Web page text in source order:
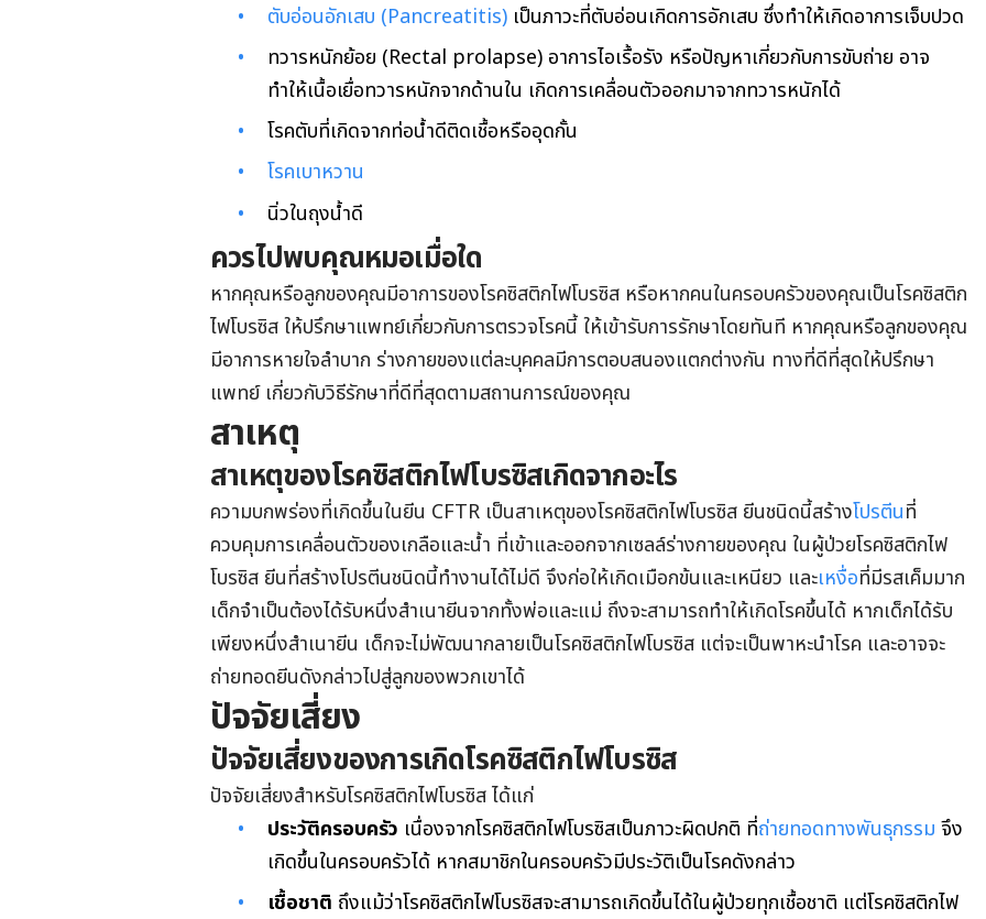
ตับอ่อนอักเสบ (Pancreatitis) เป็นภาวะที่ตับอ่อนเกิดการอักเสบ ซึ่งทำให้เกิดอาการเจ็บปวด
ทวารหนักย้อย (Rectal prolapse) อาการไอเรื้อรัง หรือปัญหาเกี่ยวกับการขับถ่าย อาจ
ทำให้เนื้อเยื่อทวารหนักจากด้านใน เกิดการเคลื่อนตัวออกมาจากทวารหนักได้
โรคตับที่เกิดจากท่อน้ำดีติดเชื้อหรืออุดกั้น
โรคเบาหวาน
นิ่วในถุงน้ำดี
ควรไปพบคุณหมอเมื่อใด
หากคุณหรือลูกของคุณมีอาการของโรคซิสติกไฟโบรซิส หรือหากคนในครอบครัวของคุณเป็นโรคซิสติก
ไฟโบรซิส ให้ปรึกษาแพทย์เกี่ยวกับการตรวจโรคนี้ ให้เข้ารับการรักษาโดยทันที หากคุณหรือลูกของคุณ
มีอาการหายใจลำบาก ร่างกายของแต่ละบุคคลมีการตอบสนองแตกต่างกัน ทางที่ดีที่สุดให้ปรึกษา
แพทย์ เกี่ยวกับวิธีรักษาที่ดีที่สุดตามสถานการณ์ของคุณ
สาเหตุ
สาเหตุของโรคซิสติกไฟโบรซิสเกิดจากอะไร
ความบกพร่องที่เกิดขึ้นในยีน CFTR เป็นสาเหตุของโรคซิสติกไฟโบรซิส ยีนชนิดนี้สร้างโปรตีนที่
ควบคุมการเคลื่อนตัวของเกลือและน้ำ ที่เข้าและออกจากเซลล์ร่างกายของคุณ ในผู้ป่วยโรคซิสติกไฟ
โบรซิส ยีนที่สร้างโปรตีนชนิดนี้ทำงานได้ไม่ดี จึงก่อให้เกิดเมือกข้นและเหนียว และเหงื่อที่มีรสเค็มมาก
เด็กจำเป็นต้องได้รับหนึ่งสำเนายีนจากทั้งพ่อและแม่ ถึงจะสามารถทำให้เกิดโรคขึ้นได้ หากเด็กได้รับ
เพียงหนึ่งสำเนายีน เด็กจะไม่พัฒนากลายเป็นโรคซิสติกไฟโบรซิส แต่จะเป็นพาหะนำโรค และอาจจะ
ถ่ายทอดยีนดังกล่าวไปสู่ลูกของพวกเขาได้
ปัจจัยเสี่ยง
ปัจจัยเสี่ยงของการเกิดโรคซิสติกไฟโบรซิส
ปัจจัยเสี่ยงสำหรับโรคซิสติกไฟโบรซิส ได้แก่
ประวัติครอบครัว เนื่องจากโรคซิสติกไฟโบรซิสเป็นภาวะผิดปกติ ที่ถ่ายทอดทางพันธุกรรม จึง
เกิดขึ้นในครอบครัวได้ หากสมาชิกในครอบครัวมีประวัติเป็นโรคดังกล่าว
เชื้อชาติ ถึงแม้ว่าโรคซิสติกไฟโบรซิสจะสามารถเกิดขึ้นได้ในผู้ป่วยทุกเชื้อชาติ แต่โรคซิสติกไฟ